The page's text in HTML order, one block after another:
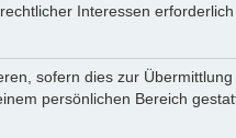
Interessen erforderlich
sofern dies zur
persönlichen Bereich